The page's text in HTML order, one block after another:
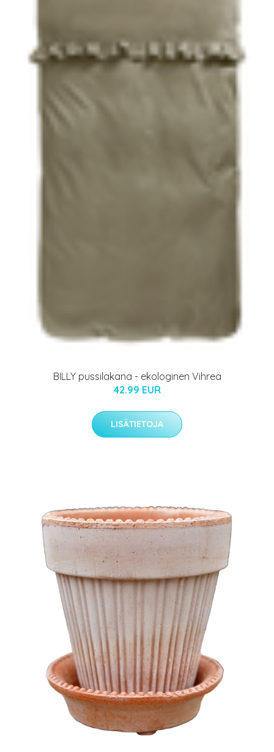
BILLY pussilakana - ekologinen Vihreä
42.99 EUR
LISÄTIETOJA